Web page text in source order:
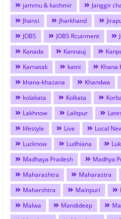
jammu & kashmir
Janggir
Jhansi
Jharkhand
JOBS
JOBS Rcuirment
Kanada
Kannauj
Karnatak
katni
Khana
khana-khazana
Khandwa
kolakata
Kolkata
Lakhnow
Lalitpur
lifestyle
Live Local
Lucknow
Ludhiana
Madhaya Pradesh
Madhya
Maharashtra
Maharastra
Maharshtra
Mainpuri
Malwa
Mandideep